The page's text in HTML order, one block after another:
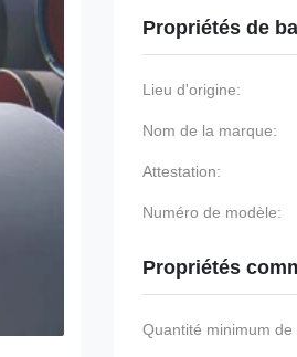
Propriétés de
Lieu d'origine:
Nom de la marque:
Attestation:
Numéro de modèle:
Propriétés
Quantité minimum